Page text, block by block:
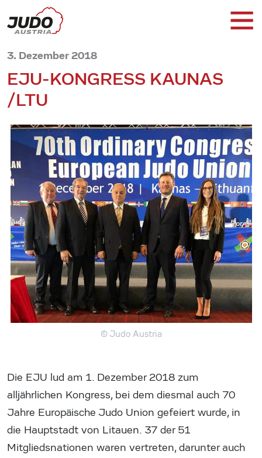
3. Dezember 2018
EJU-KONGRESS KAUNAS
/LTU
© Judo Austria
Die EJU lud am 1. Dezember 2018 zum
alljährlichen Kongress, bei dem diesmal auch 70
Jahre Europäische Judo Union gefeiert wurde, in
die Hauptstadt von Litauen. 37 der 51
Mitgliedsnationen waren vertreten, darunter auch